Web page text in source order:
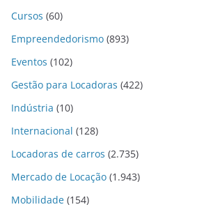
Cursos (60)
Empreendedorismo (893)
Eventos (102)
Gestão para Locadoras (422)
Indústria (10)
Internacional (128)
Locadoras de carros (2.735)
Mercado de Locação (1.943)
Mobilidade (154)